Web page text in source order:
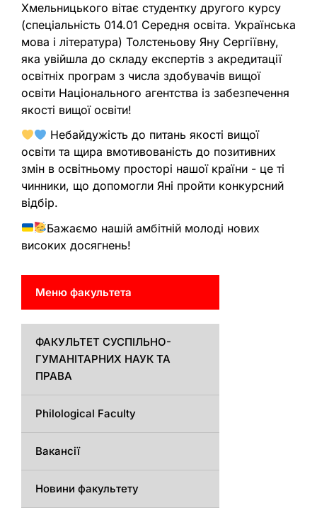
Хмельницького вітає студентку другого курсу
(спеціальність 014.01 Середня освіта. Українська
мова і література) Толстеньову Яну Сергіївну,
яка увійшла до складу експертів з акредитації
освітніх програм з числа здобувачів вищої
освіти Національного агентства із забезпечення
якості вищої освіти!
Небайдужість до питань якості вищої
освіти та щира вмотивованість до позитивних
змін в освітньому просторі нашої країни - це ті
чинники, що допомогли Яні пройти конкурсний
відбір.
Бажаємо нашій амбітній молоді нових
високих досягнень!
Меню факультета
ФАКУЛЬТЕТ СУСПІЛЬНО-
ГУМАНІТАРНИХ НАУК ТА
ПРАВА
Philological Faculty
Вакансії
Новини факультету